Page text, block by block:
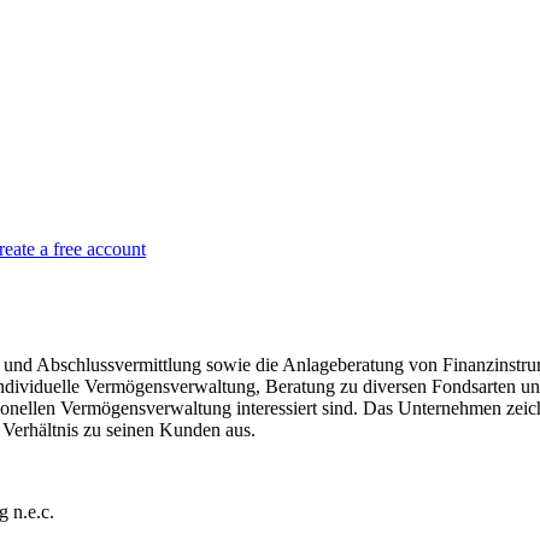
a free account
Abschlussvermittlung sowie die Anlageberatung von
Vermögensverwaltung, Beratung zu diversen Fondsarten
Vermögensverwaltung interessiert sind. Das Unternehmen
zu seinen Kunden aus.
n.e.c.